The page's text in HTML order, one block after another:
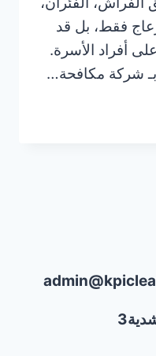
فقط، بل قد
أفراد الأسرة.
بـ شركة مكافحة…